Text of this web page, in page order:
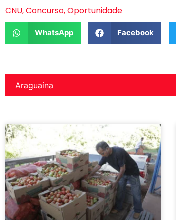
CNU,Concurso,Oportunidade
WhatsApp Facebook
Araguaína